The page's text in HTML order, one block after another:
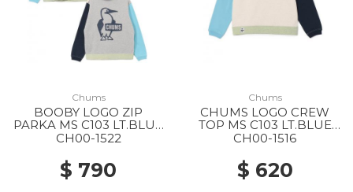
Chums
BOOBY LOGO ZIP
PARKA MS C103 LT.BLUE
CRAZY
CH00-1522
$ 790
Chums
CHUMS LOGO CREW
TOP MS C103 LT.BLUE
CRAZY
CH00-1516
$ 620